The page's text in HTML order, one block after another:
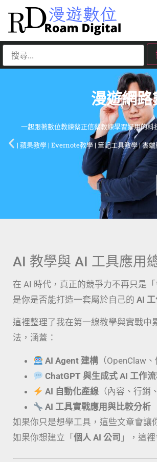
漫遊網路數位世界
AI 教學與 AI 工具應用
在 AI 時代，真正的競爭力不再只是
是你是否能打造一套屬於自己的 AI
這裡整理了我在第一線教學與實戰中
法，涵蓋：
AI Agent 建構 （OpenClaw
ChatGPT 與生成式 AI 工作
AI 自動化產線 （內容、行銷
AI 工具實戰應用與比較分析
如果你只是想學工具，這些文章會讓
如果你想建立「 個人 AI 公司 」，這